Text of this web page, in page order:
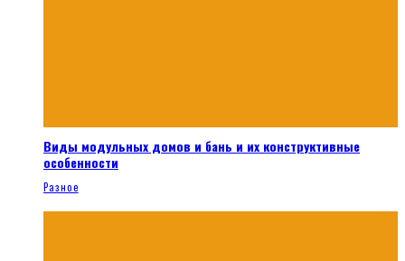
Виды модульных домов и бань и их конструктивные
особенности
Разное